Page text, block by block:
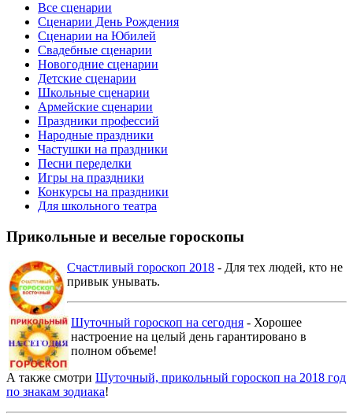
Все сценарии
Сценарии День Рождения
Сценарии на Юбилей
Свадебные сценарии
Новогодние сценарии
Детские сценарии
Школьные сценарии
Армейские сценарии
Праздники профессий
Народные праздники
Частушки на праздники
Песни переделки
Игры на праздники
Конкурсы на праздники
Для школьного театра
Прикольные и веселые гороскопы
Счастливый гороскоп 2018 - Для тех людей, кто не
привык унывать.
Шуточный гороскоп на сегодня - Хорошее
настроение на целый день гарантировано в
полном объеме!
А также смотри Шуточный, прикольный гороскоп на 2018 год
по знакам зодиака!